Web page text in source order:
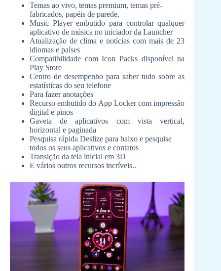
Temas ao vivo, temas premium, temas pré-
fabricados, papéis de parede,
Music Player embutido para controlar qualquer
aplicativo de música no iniciador da Launcher
Atualização de clima e notícias com mais de 23
idiomas e países
Compatibilidade com Icon Packs disponível na
Play Store
Centro de desempenho para saber tudo sobre as
estatísticas do seu telefone
Para fazer anotações
Recurso embutido do App Locker com impressão
digital e pinos
Gaveta de aplicativos com vista vertical,
horizontal e paginada
Pesquisa rápida Deslize para baixo e pesquise
todos os seus aplicativos e contatos
Transição da tela inicial em 3D
E vários outros recursos incríveis..